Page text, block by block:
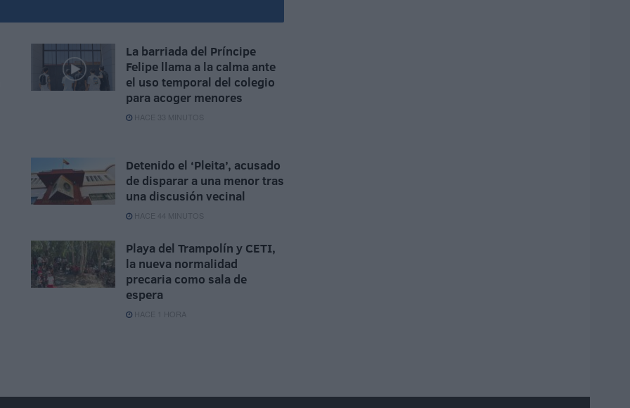
La barriada del Príncipe
Felipe llama a la calma ante
el uso temporal del colegio
para acoger menores
HACE 33 MINUTOS
Detenido el ‘Pleita’, acusado
de disparar a una menor tras
una discusión vecinal
HACE 44 MINUTOS
Playa del Trampolín y CETI,
la nueva normalidad
precaria como sala de
espera
HACE 1 HORA